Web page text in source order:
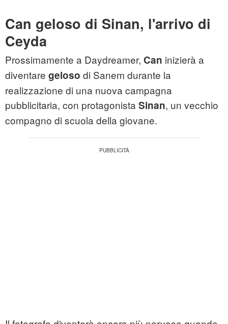
Can geloso di Sinan, l'arrivo di
Ceyda
Prossimamente a Daydreamer, Can inizierà a
diventare geloso di Sanem durante la
realizzazione di una nuova campagna
pubblicitaria, con protagonista Sinan, un vecchio
compagno di scuola della giovane.